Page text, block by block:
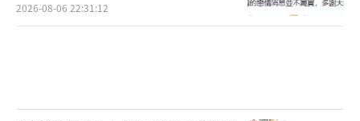
2026-08-06 22:31:12